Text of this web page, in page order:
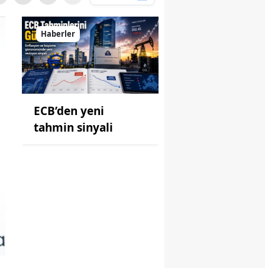
Haberler
ECB’den yeni
tahmin sinyali